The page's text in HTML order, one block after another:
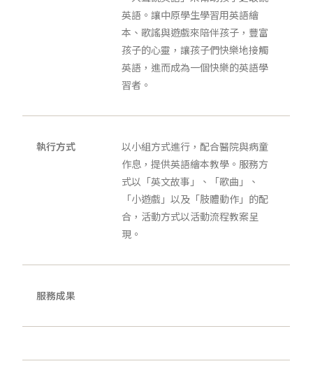
英語。讓中原學生學習用英語繪
本、歌謠與遊戲來陪伴孩子，豐富
孩子的心靈，讓孩子們快樂地接觸
英語，進而成為一個快樂的英語學
習者。
執行方式
以小組方式進行，配合醫院與病童
作息，提供英語繪本教學。服務方
式以「英文故事」、「歌曲」、
「小遊戲」以及「肢體動作」的配
合，活動方式以活動流程教案呈
現。
服務成果